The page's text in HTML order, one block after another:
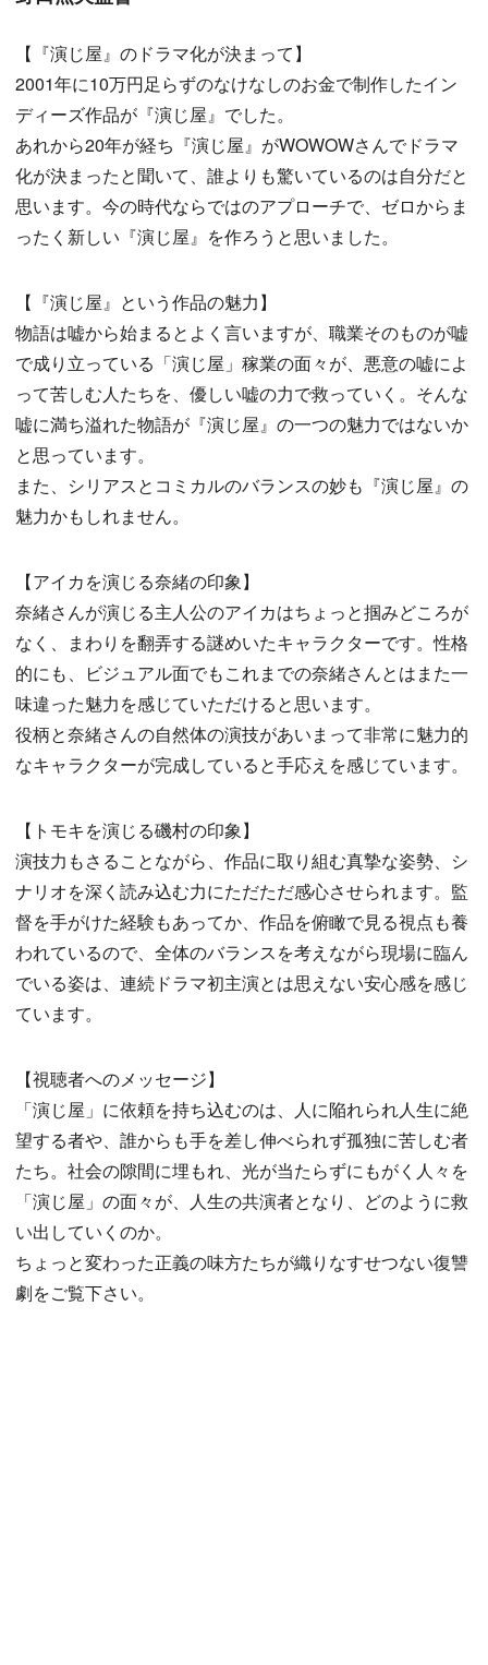
【『演じ屋』のドラマ化が決まって】
2001年に10万円足らずのなけなしのお金で制作したイン
ディーズ作品が『演じ屋』でした。
あれから20年が経ち『演じ屋』がWOWOWさんでドラマ
化が決まったと聞いて、誰よりも驚いているのは自分だと
思います。今の時代ならではのアプローチで、ゼロからま
ったく新しい『演じ屋』を作ろうと思いました。
【『演じ屋』という作品の魅力】
物語は嘘から始まるとよく言いますが、職業そのものが嘘
で成り立っている「演じ屋」稼業の面々が、悪意の嘘によ
って苦しむ人たちを、優しい嘘の力で救っていく。そんな
嘘に満ち溢れた物語が『演じ屋』の一つの魅力ではないか
と思っています。
また、シリアスとコミカルのバランスの妙も『演じ屋』の
魅力かもしれません。
【アイカを演じる奈緒の印象】
奈緒さんが演じる主人公のアイカはちょっと掴みどころが
なく、まわりを翻弄する謎めいたキャラクターです。性格
的にも、ビジュアル面でもこれまでの奈緒さんとはまた一
味違った魅力を感じていただけると思います。
役柄と奈緒さんの自然体の演技があいまって非常に魅力的
なキャラクターが完成していると手応えを感じています。
【トモキを演じる磯村の印象】
演技力もさることながら、作品に取り組む真摯な姿勢、シ
ナリオを深く読み込む力にただただ感心させられます。監
督を手がけた経験もあってか、作品を俯瞰で見る視点も養
われているので、全体のバランスを考えながら現場に臨ん
でいる姿は、連続ドラマ初主演とは思えない安心感を感じ
ています。
【視聴者へのメッセージ】
「演じ屋」に依頼を持ち込むのは、人に陥れられ人生に絶
望する者や、誰からも手を差し伸べられず孤独に苦しむ者
たち。社会の隙間に埋もれ、光が当たらずにもがく人々を
「演じ屋」の面々が、人生の共演者となり、どのように救
い出していくのか。
ちょっと変わった正義の味方たちが織りなすせつない復讐
劇をご覧下さい。